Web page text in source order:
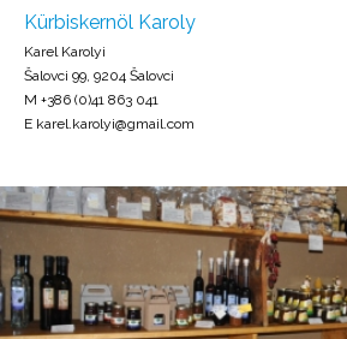
Kürbiskernöl Karoly
Karel Karolyi
Šalovci 99, 9204 Šalovci
M +386 (0)41 863 041
E karel.karolyi@gmail.com